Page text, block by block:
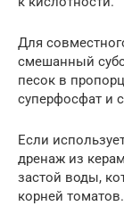
Для
смешанный
песок в
суперфосфат и
Если
дренаж из
застой воды,
корней томатов.